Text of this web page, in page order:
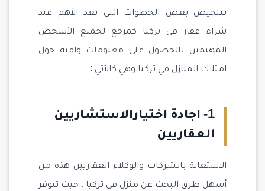
بتلخيص بعض الخطوات التي تعد الأهم عند
شراء عقار في تركيا كمرجع لجميع الأشخص
المهتمين بالحصول على معلومات وافية حول
امتلاك المنازل في تركيا وهي كالآتي :
1- اجادة اختيارالاستشاريين
العقاريين
الاستعانة بالشركات والوكلاء العقاريين هذه من
أسهل طرق البحث عن منزل في تركيا ، حيث تتوفر